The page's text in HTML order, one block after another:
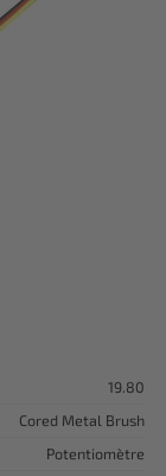
19.80
Cored Metal Brush
Potentiomètre